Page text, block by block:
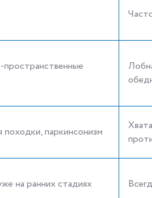
пространственные
паркинсонизм
на ранних стадиях